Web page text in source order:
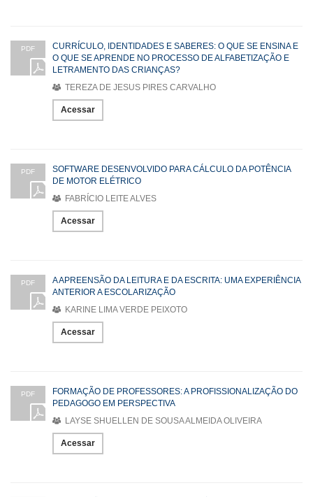
PDF
CURRÍCULO, IDENTIDADES E SABERES: O QUE SE ENSINA E
O QUE SE APRENDE NO PROCESSO DE ALFABETIZAÇÃO E
LETRAMENTO DAS CRIANÇAS?
TEREZA DE JESUS PIRES CARVALHO
Acessar
PDF
SOFTWARE DESENVOLVIDO PARA CÁLCULO DA POTÊNCIA
DE MOTOR ELÉTRICO
FABRÍCIO LEITE ALVES
Acessar
PDF
A APREENSÃO DA LEITURA E DA ESCRITA: UMA EXPERIÊNCIA
ANTERIOR A ESCOLARIZAÇÃO
KARINE LIMA VERDE PEIXOTO
Acessar
PDF
FORMAÇÃO DE PROFESSORES: A PROFISSIONALIZAÇÃO DO
PEDAGOGO EM PERSPECTIVA
LAYSE SHUELLEN DE SOUSA ALMEIDA OLIVEIRA
Acessar